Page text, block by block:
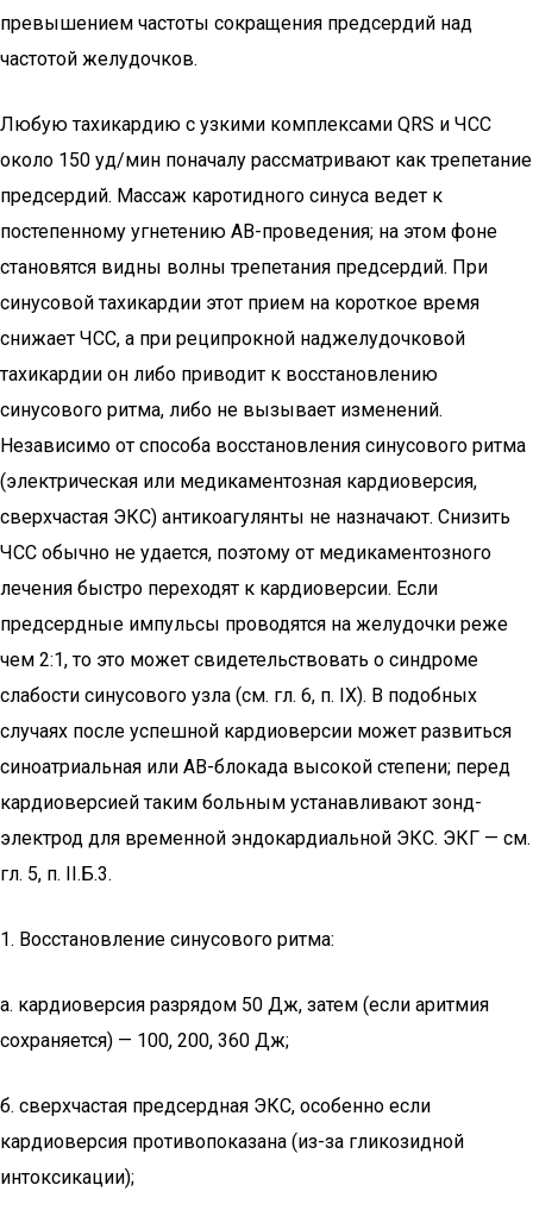
превышением частоты сокращения предсердий над
частотой желудочков.
Любую тахикардию с узкими комплексами QRS и ЧСС
около 150 уд/мин поначалу рассматривают как трепетание
предсердий. Массаж каротидного синуса ведет к
постепенному угнетению АВ-проведения; на этом фоне
становятся видны волны трепетания предсердий. При
синусовой тахикардии этот прием на короткое время
снижает ЧСС, а при реципрокной наджелудочковой
тахикардии он либо приводит к восстановлению
синусового ритма, либо не вызывает изменений.
Независимо от способа восстановления синусового ритма
(электрическая или медикаментозная кардиоверсия,
сверхчастая ЭКС) антикоагулянты не назначают. Снизить
ЧСС обычно не удается, поэтому от медикаментозного
лечения быстро переходят к кардиоверсии. Если
предсердные импульсы проводятся на желудочки реже
чем 2:1, то это может свидетельствовать о синдроме
слабости синусового узла (см. гл. 6, п. IX). В подобных
случаях после успешной кардиоверсии может развиться
синоатриальная или АВ-блокада высокой степени; перед
кардиоверсией таким больным устанавливают зонд-
электрод для временной эндокардиальной ЭКС. ЭКГ — см.
гл. 5, п. II.Б.3.
1. Восстановление синусового ритма:
а. кардиоверсия разрядом 50 Дж, затем (если аритмия
сохраняется) — 100, 200, 360 Дж;
б. сверхчастая предсердная ЭКС, особенно если
кардиоверсия противопоказана (из-за гликозидной
интоксикации);